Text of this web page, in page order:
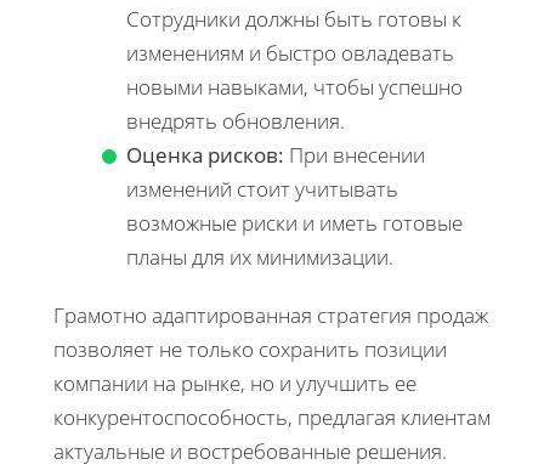
Сотрудники должны быть готовы к
изменениям и быстро овладевать
новыми навыками, чтобы успешно
внедрять обновления.
Оценка рисков: При внесении
изменений стоит учитывать
возможные риски и иметь готовые
планы для их минимизации.
Грамотно адаптированная стратегия продаж
позволяет не только сохранить позиции
компании на рынке, но и улучшить ее
конкурентоспособность, предлагая клиентам
актуальные и востребованные решения.